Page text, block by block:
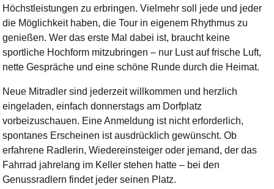
Höchstleistungen zu erbringen. Vielmehr soll jede und jeder
die Möglichkeit haben, die Tour in eigenem Rhythmus zu
genießen. Wer das erste Mal dabei ist, braucht keine
sportliche Hochform mitzubringen – nur Lust auf frische Luft,
nette Gespräche und eine schöne Runde durch die Heimat.
Neue Mitradler sind jederzeit willkommen und herzlich
eingeladen, einfach donnerstags am Dorfplatz
vorbeizuschauen. Eine Anmeldung ist nicht erforderlich,
spontanes Erscheinen ist ausdrücklich gewünscht. Ob
erfahrene Radlerin, Wiedereinsteiger oder jemand, der das
Fahrrad jahrelang im Keller stehen hatte – bei den
Genussradlern findet jeder seinen Platz.